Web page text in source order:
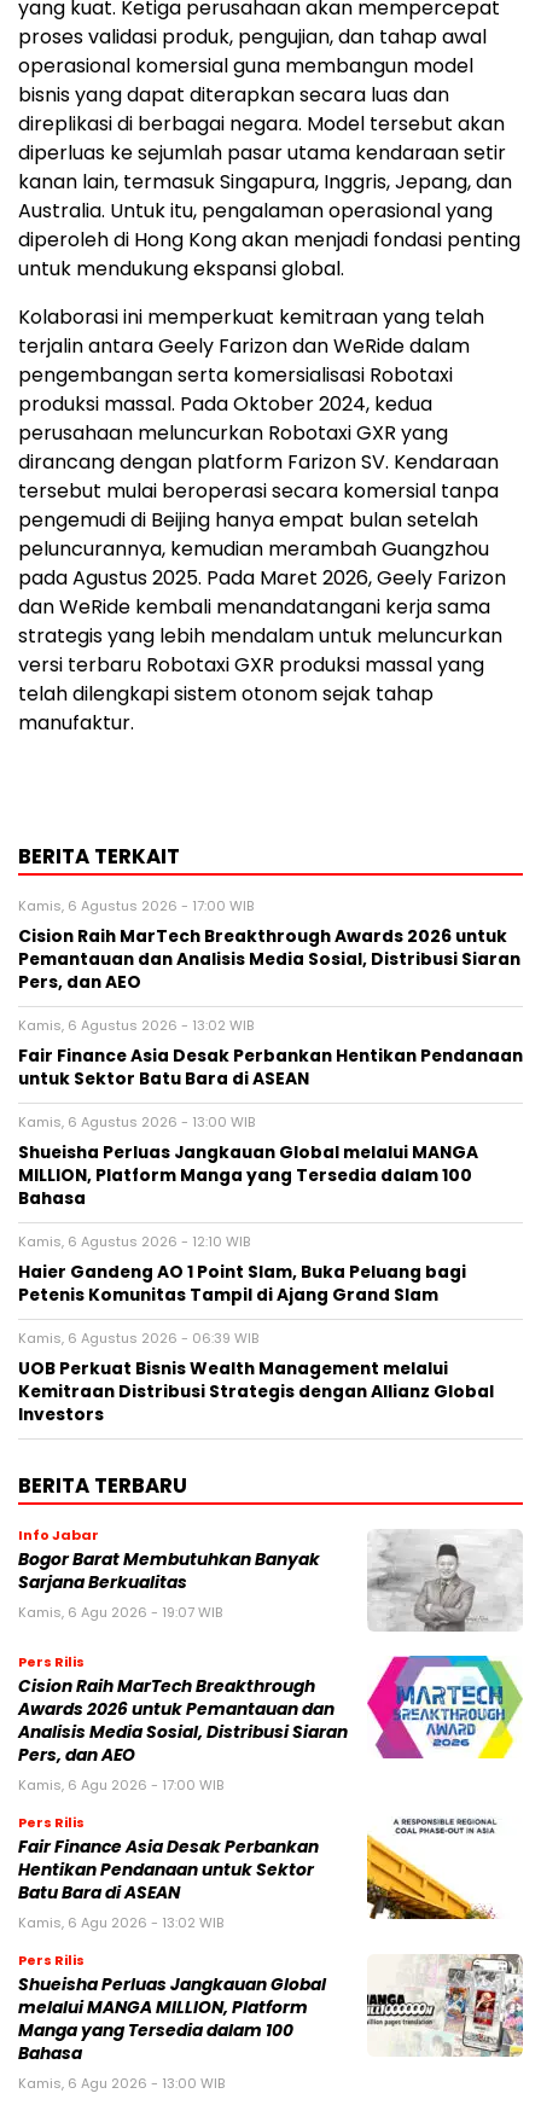
yang kuat. Ketiga perusahaan akan mempercepat
proses validasi produk, pengujian, dan tahap awal
operasional komersial guna membangun model
bisnis yang dapat diterapkan secara luas dan
direplikasi di berbagai negara. Model tersebut akan
diperluas ke sejumlah pasar utama kendaraan setir
kanan lain, termasuk Singapura, Inggris, Jepang, dan
Australia. Untuk itu, pengalaman operasional yang
diperoleh di Hong Kong akan menjadi fondasi penting
untuk mendukung ekspansi global.
Kolaborasi ini memperkuat kemitraan yang telah
terjalin antara Geely Farizon dan WeRide dalam
pengembangan serta komersialisasi Robotaxi
produksi massal. Pada Oktober 2024, kedua
perusahaan meluncurkan Robotaxi GXR yang
dirancang dengan platform Farizon SV. Kendaraan
tersebut mulai beroperasi secara komersial tanpa
pengemudi di Beijing hanya empat bulan setelah
peluncurannya, kemudian merambah Guangzhou
pada Agustus 2025. Pada Maret 2026, Geely Farizon
dan WeRide kembali menandatangani kerja sama
strategis yang lebih mendalam untuk meluncurkan
versi terbaru Robotaxi GXR produksi massal yang
telah dilengkapi sistem otonom sejak tahap
manufaktur.
BERITA TERKAIT
Kamis, 6 Agustus 2026 - 17:00 WIB
Cision Raih MarTech Breakthrough Awards 2026 untuk
Pemantauan dan Analisis Media Sosial, Distribusi Siaran
Pers, dan AEO
Kamis, 6 Agustus 2026 - 13:02 WIB
Fair Finance Asia Desak Perbankan Hentikan Pendanaan
untuk Sektor Batu Bara di ASEAN
Kamis, 6 Agustus 2026 - 13:00 WIB
Shueisha Perluas Jangkauan Global melalui MANGA
MILLION, Platform Manga yang Tersedia dalam 100
Bahasa
Kamis, 6 Agustus 2026 - 12:10 WIB
Haier Gandeng AO 1 Point Slam, Buka Peluang bagi
Petenis Komunitas Tampil di Ajang Grand Slam
Kamis, 6 Agustus 2026 - 06:39 WIB
UOB Perkuat Bisnis Wealth Management melalui
Kemitraan Distribusi Strategis dengan Allianz Global
Investors
BERITA TERBARU
Info Jabar
Bogor Barat Membutuhkan Banyak
Sarjana Berkualitas
Kamis, 6 Agu 2026 - 19:07 WIB
Pers Rilis
Cision Raih MarTech Breakthrough
Awards 2026 untuk Pemantauan dan
Analisis Media Sosial, Distribusi Siaran
Pers, dan AEO
Kamis, 6 Agu 2026 - 17:00 WIB
Pers Rilis
Fair Finance Asia Desak Perbankan
Hentikan Pendanaan untuk Sektor
Batu Bara di ASEAN
Kamis, 6 Agu 2026 - 13:02 WIB
Pers Rilis
Shueisha Perluas Jangkauan Global
melalui MANGA MILLION, Platform
Manga yang Tersedia dalam 100
Bahasa
Kamis, 6 Agu 2026 - 13:00 WIB